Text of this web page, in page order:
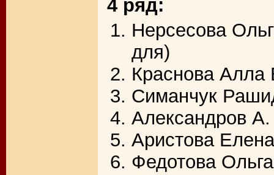
4 ряд:
Нерсесова
для)
Краснова Алла
Симанчук
Александров
Аристова
Федотова